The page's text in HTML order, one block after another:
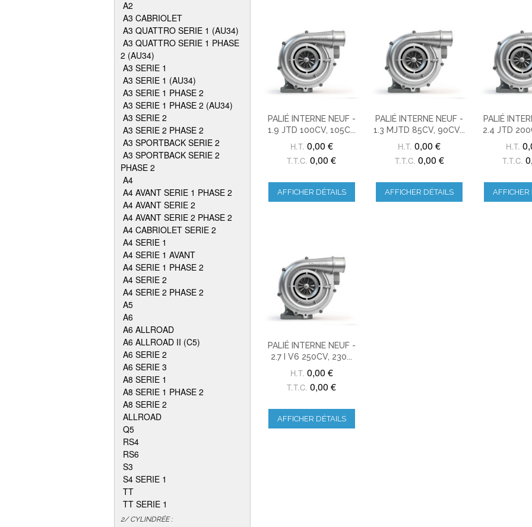
PALIÉ INTERNE NEUF -
1.9 JTD 100CV, 105C...
H.T. 0,00 €
T.T.C. 0,00 €
AFFICHER DÉTAILS
PALIÉ INTERNE NEUF -
1.3 MJTD 85CV, 90CV...
H.T. 0,00 €
T.T.C. 0,00 €
AFFICHER DÉTAILS
PALIÉ
2.4 JTD
H.T.
T.T.C.
AFFICHER
PALIÉ INTERNE NEUF -
2.7 I V6 250CV, 230...
H.T. 0,00 €
T.T.C. 0,00 €
AFFICHER DÉTAILS
A2
A3 CABRIOLET
A3 QUATTRO SERIE 1 (AU34)
A3 QUATTRO SERIE 1 PHASE
2 (AU34)
A3 SERIE 1
A3 SERIE 1 (AU34)
A3 SERIE 1 PHASE 2
A3 SERIE 1 PHASE 2 (AU34)
A3 SERIE 2
A3 SERIE 2 PHASE 2
A3 SPORTBACK SERIE 2
A3 SPORTBACK SERIE 2
PHASE 2
A4
A4 AVANT SERIE 1 PHASE 2
A4 AVANT SERIE 2
A4 AVANT SERIE 2 PHASE 2
A4 CABRIOLET SERIE 2
A4 SERIE 1
A4 SERIE 1 AVANT
A4 SERIE 1 PHASE 2
A4 SERIE 2
A4 SERIE 2 PHASE 2
A5
A6
A6 ALLROAD
A6 ALLROAD II (C5)
A6 SERIE 2
A6 SERIE 3
A8 SERIE 1
A8 SERIE 1 PHASE 2
A8 SERIE 2
ALLROAD
Q5
RS4
RS6
S3
S4 SERIE 1
TT
TT SERIE 1
2/ CYLINDRÉE :